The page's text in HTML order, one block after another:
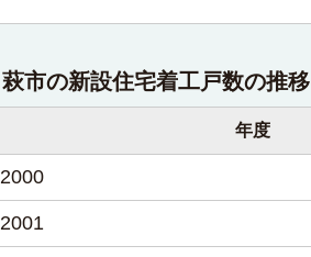
萩市の新設住宅着工戸数の推移
年度
2000
2001